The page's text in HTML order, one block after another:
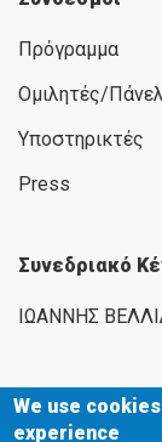
Πρόγραμμα
Ομιλητές/Πάνελ
Υποστηρικτές
Press
Συνεδριακό
ΙΩΑΝΝΗΣ
We use
experience